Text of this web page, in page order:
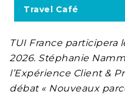
Travel Café
TUI France participera
2026. Stéphanie
l’Expérience Client &
débat « Nouveaux